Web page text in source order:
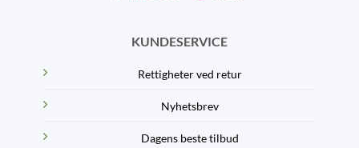
KUNDESERVICE
Rettigheter ved retur
Nyhetsbrev
Dagens beste tilbud